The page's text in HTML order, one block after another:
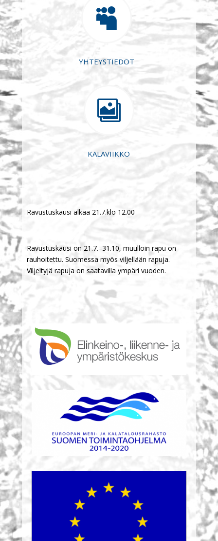

YHTEYSTIEDOT

KALAVIIKKO
Ravustuskausi alkaa 21.7.klo 12.00
Ravustuskausi on 21.7.–31.10, muulloin rapu on
rauhoitettu. Suomessa myös viljellään rapuja.
Viljeltyjä rapuja on saatavilla ympäri vuoden.